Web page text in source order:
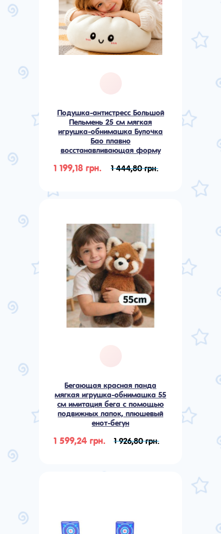
Подушка-антистресс Большой
Пельмень 25 см мягкая
игрушка-обнимашка Булочка
Бао плавно
восстанавливающая форму
1 199,18 грн. 1 444,80 грн.
Бегающая красная панда
мягкая игрушка-обнимашка 55
см имитация бега с помощью
подвижных лапок, плюшевый
енот-бегун
1 599,24 грн. 1 926,80 грн.